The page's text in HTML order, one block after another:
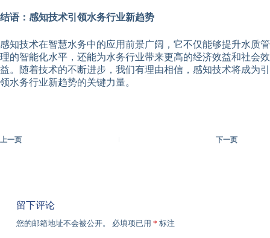
结语：感知技术引领水务行业新趋势
感知技术在智慧水务中的应用前景广阔，它不仅能够提升水质管
理的智能化水平，还能为水务行业带来更高的经济效益和社会效
益。随着技术的不断进步，我们有理由相信，感知技术将成为引
领水务行业新趋势的关键力量。
上一页 下一页
留下评论
您的邮箱地址不会被公开。 必填项已用 * 标注